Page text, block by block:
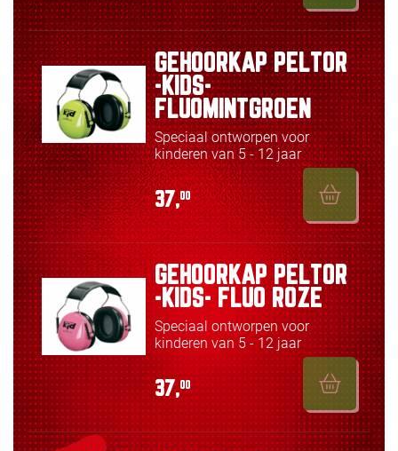
GEHOORKAP PELTOR
-KIDS-
FLUOMINTGROEN
Speciaal ontworpen voor
kinderen van 5 - 12 jaar
37,00
GEHOORKAP PELTOR
-KIDS- FLUO ROZE
Speciaal ontworpen voor
kinderen van 5 - 12 jaar
37,00